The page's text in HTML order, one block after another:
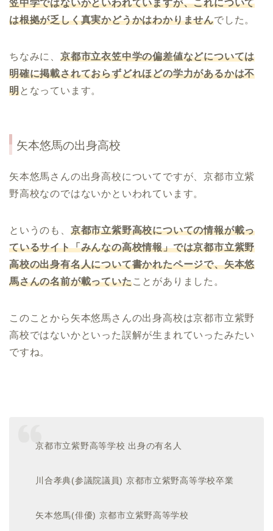
笠中学ではないかといわれていますが、これについて
は根拠が乏しく真実かどうかはわかりませんでした。
ちなみに、 京都市立衣笠中学の偏差値などについては
明確に掲載されておらずどれほどの学力があるかは不
明となっています。
矢本悠馬の出身高校
矢本悠馬さんの出身高校についてですが、京都市立紫
野高校なのではないかといわれています。
というのも、 京都市立紫野高校についての情報が載っ
ているサイト「みんなの高校情報」では京都市立紫野
高校の出身有名人について書かれたページで、矢本悠
馬さんの名前が載っていたことがありました。
このことから矢本悠馬さんの出身高校は京都市立紫野
高校ではないかといった誤解が生まれていったみたい
ですね。
京都市立紫野高等学校 出身の有名人
川合孝典(参議院議員) 京都市立紫野高等学校卒業
矢本悠馬(俳優) 京都市立紫野高等学校